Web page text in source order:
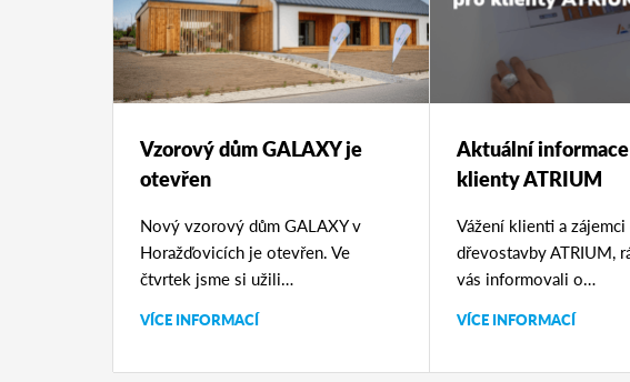
Vzorový dům GALAXY je
otevřen
Nový vzorový dům GALAXY v
Horažďovicích je otevřen. Ve
čtvrtek jsme si užili…
VÍCE INFORMACÍ
Aktuální
klienty ATRIUM
Vážení klienti a zájemci
dřevostavby ATRIUM,
vás informovali o…
VÍCE INFORMACÍ